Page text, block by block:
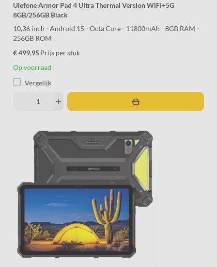
Ulefone Armor Pad 4 Ultra Thermal Version WiFi+5G
8GB/256GB Black
10,36 inch - Android 15 - Octa Core - 11800mAh - 8GB RAM -
256GB ROM
€ 499,95Prijs per stuk
Op voorraad
Vergelijk
add